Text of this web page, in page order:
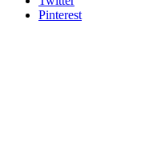
Pinterest